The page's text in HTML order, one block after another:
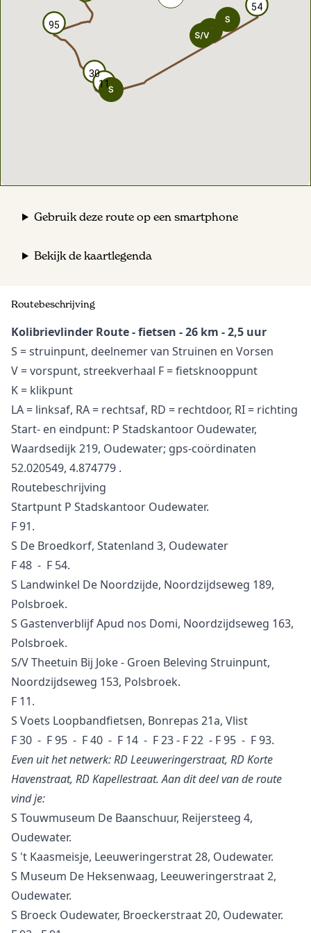
54
11
30
95
54
11
30
95
Gebruik deze route op een smartphone
Bekijk de kaartlegenda
Routebeschrijving
Kolibrievlinder Route - fietsen - 26 km - 2,5 uur
S = struinpunt, deelnemer van Struinen en Vorsen
V = vorspunt, streekverhaal F = fietsknooppunt
K = klikpunt
LA = linksaf, RA = rechtsaf, RD = rechtdoor, RI = richting
Start- en eindpunt: P Stadskantoor Oudewater,
Waardsedijk 219, Oudewater; gps-coördinaten
52.020549, 4.874779 .
Routebeschrijving
Startpunt P Stadskantoor Oudewater.
F 91.
S De Broedkorf, Statenland 3, Oudewater
F 48 - F 54.
S Landwinkel De Noordzijde, Noordzijdseweg 189,
Polsbroek.
S Gastenverblijf Apud nos Domi, Noordzijdseweg 163,
Polsbroek.
S/V Theetuin Bij Joke - Groen Beleving Struinpunt,
Noordzijdseweg 153, Polsbroek.
F 11.
S Voets Loopbandfietsen, Bonrepas 21a, Vlist
F 30 - F 95 - F 40 - F 14 - F 23 - F 22 - F 95 - F 93.
Even uit het netwerk: RD Leeuweringerstraat, RD Korte
Havenstraat, RD Kapellestraat. Aan dit deel van de route
vind je:
S Touwmuseum De Baanschuur, Reijersteeg 4,
Oudewater.
S 't Kaasmeisje, Leeuweringerstrat 28, Oudewater.
S Museum De Heksenwaag, Leeuweringerstraat 2,
Oudewater.
S Broeck Oudewater, Broeckerstraat 20, Oudewater.